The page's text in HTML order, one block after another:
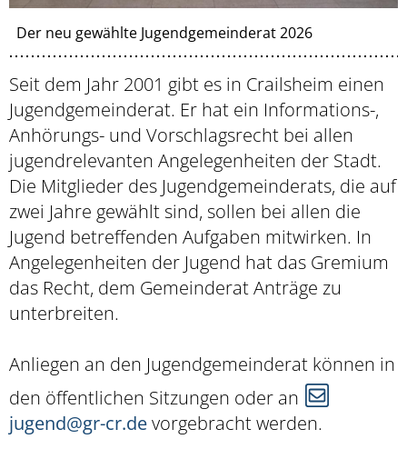
Der neu gewählte Jugendgemeinderat 2026
Seit dem Jahr 2001 gibt es in Crailsheim einen
Jugendgemeinderat. Er hat ein Informations-,
Anhörungs- und Vorschlagsrecht bei allen
jugendrelevanten Angelegenheiten der Stadt.
Die Mitglieder des Jugendgemeinderats, die auf
zwei Jahre gewählt sind, sollen bei allen die
Jugend betreffenden Aufgaben mitwirken. In
Angelegenheiten der Jugend hat das Gremium
das Recht, dem Gemeinderat Anträge zu
unterbreiten.
Anliegen an den Jugendgemeinderat können in
den öffentlichen Sitzungen oder an
jugend@gr-cr.devorgebracht werden.